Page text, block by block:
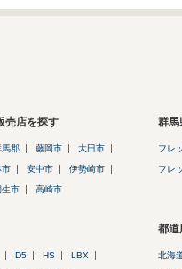
売店を探す
馬郡 藤岡市 太田市
市 安中市 伊勢崎市
生市 高崎市
群馬
フレ
フレ
D5 HS LBX
都道
北海